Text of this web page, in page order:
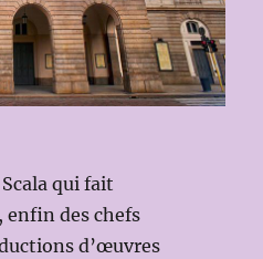
qui fait
des chefs
d’œuvres